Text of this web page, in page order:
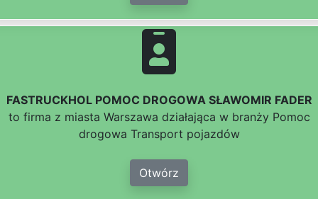
FASTRUCKHOL POMOC DROGOWA SŁAWOMIR FADER
to firma z miasta Warszawa działająca w branży Pomoc
drogowa Transport pojazdów
Otwórz